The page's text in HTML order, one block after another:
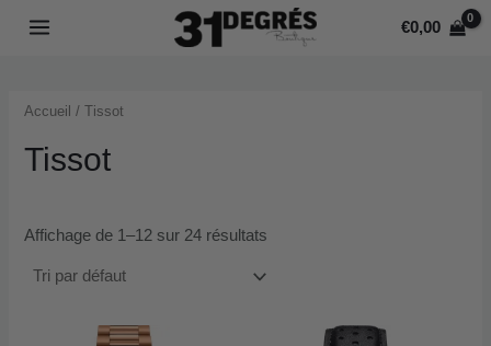
MAIN
€0,00
Accueil / Tissot
Tissot
Affichage de 1–12 sur 24 résultats